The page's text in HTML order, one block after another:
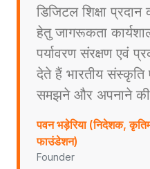
डिजिटल शिक्षा
हेतु जागरूकता
पर्यावरण संरक्षण एवं
देते हैं भारतीय संस्कृति
समझने और अपनाने की
पवन भड़ेरिया (निदेशक,
फाउंडेशन)
Founder